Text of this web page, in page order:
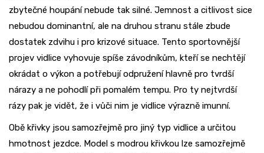
zbytečné houpání nebude tak silné. Jemnost a citlivost sice
nebudou dominantní, ale na druhou stranu stále zbude
dostatek zdvihu i pro krizové situace. Tento sportovnější
projev vidlice vyhovuje spíše závodníkům, kteří se nechtějí
okrádat o výkon a potřebují odpružení hlavně pro tvrdší
nárazy a ne pohodlí při pomalém tempu. Pro ty nejtvrdší
rázy pak je vidět, že i vůči nim je vidlice výrazně imunní.
Obě křivky jsou samozřejmě pro jiný typ vidlice a určitou
hmotnost jezdce. Model s modrou křivkou lze samozřejmě